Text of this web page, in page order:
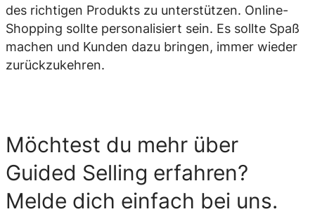
des richtigen Produkts zu unterstützen. Online-
Shopping sollte personalisiert sein. Es sollte Spaß
machen und Kunden dazu bringen, immer wieder
zurückzukehren.
Möchtest du mehr über
Guided Selling erfahren?
Melde dich einfach bei uns.